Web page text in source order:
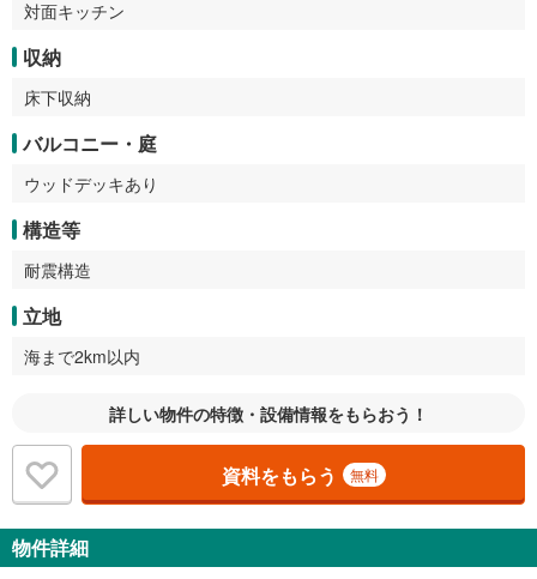
対面キッチン
収納
床下収納
バルコニー・庭
ウッドデッキあり
構造等
耐震構造
立地
海まで2km以内
詳しい物件の特徴・設備情報をもらおう！
資料をもらう 無料
物件詳細